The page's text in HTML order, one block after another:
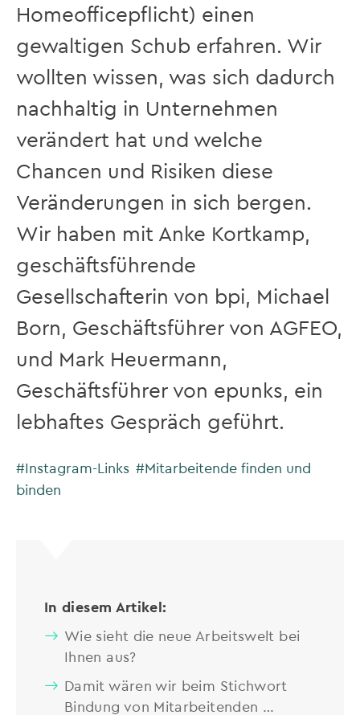
Homeofficepflicht) einen
gewaltigen Schub erfahren. Wir
wollten wissen, was sich dadurch
nachhaltig in Unternehmen
verändert hat und welche
Chancen und Risiken diese
Veränderungen in sich bergen.
Wir haben mit Anke Kortkamp,
geschäftsführende
Gesellschafterin von bpi, Michael
Born, Geschäftsführer von AGFEO,
und Mark Heuermann,
Geschäftsführer von epunks, ein
lebhaftes Gespräch geführt.
#Instagram-Links #Mitarbeitende finden und
binden
In diesem Artikel:
Wie sieht die neue Arbeitswelt bei
Ihnen aus?
Damit wären wir beim Stichwort
Bindung von Mitarbeitenden …